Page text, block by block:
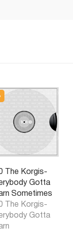
The Korgis-
Gotta
Sometimes
The Korgis-
Gotta